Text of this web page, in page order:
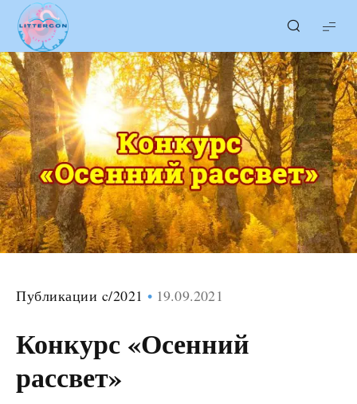
LITTERcon
Публикации c/2021 19.09.2021
Конкурс «Осенний
рассвет»